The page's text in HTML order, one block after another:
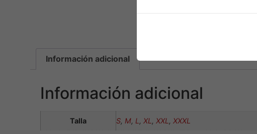
Información adicional
Información adicional
Talla S, M, L , XL , XXL , XXXL